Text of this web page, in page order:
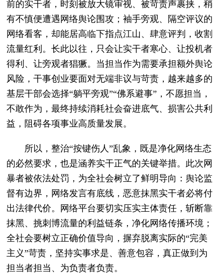
前的实干者，时刻被放大镜审视、被苛责声裹挟，稍
有不慎便遭遇网络舆论围攻；袖手旁观、隔空评议的
网络看客，却能居高临下指点江山、肆意评判，收割
流量红利。长此以往，只会让实干者寒心、让投机者
得利、让旁观者猖獗。当担当作为需要承担额外舆论
风险，干事创业要面对无端非议与苛责，越来越多的
基层干部会选择“躺平旁观”“佛系避事”，不愿担当，
不敢作为，最终持续消耗社会奋进底气、损害公共利
益，阻碍各项事业高质量发展。
所以，整治“按键伤人”乱象，既是净化网络生态
的必然要求，也是涵养实干正气的关键举措。此次网
暴者被依法处罚，为全社会树立了鲜明导向：舆论监
督有边界，网络发言有底线，恶意抹黑实干者必将付
出法律代价。网络平台要切实压实主体责任，斩断靠
抹黑、挑刺博流量的利益链条，净化网络传播环境；
全社会要树立正确价值导向，摒弃脱离实际的“完美
主义”苛责，坚持实事求是、善意包容，真正做到为
担当者担当、为负责者负责。